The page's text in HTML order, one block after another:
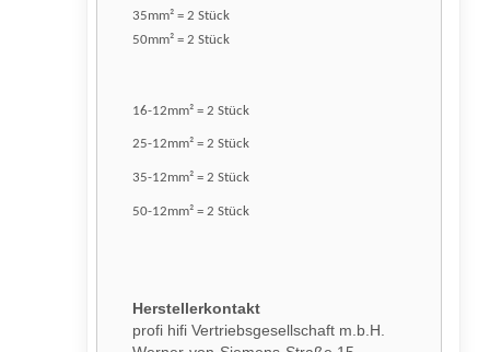
35mm² = 2 Stück
50mm² = 2 Stück
16-12mm² = 2 Stück
25-12mm² = 2 Stück
35-12mm² = 2 Stück
50-12mm² = 2 Stück
Herstellerkontakt
profi hifi Vertriebsgesellschaft m.b.H.